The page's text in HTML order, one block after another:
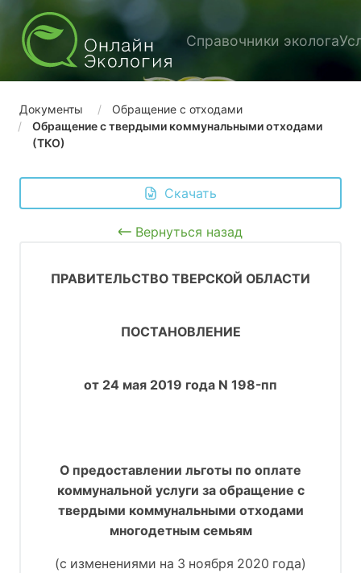
Справочники эколога
Документы
Обращение с отходами
Обращение с твердыми коммунальными отходами
(ТКО)
Скачать
Вернуться назад
ПРАВИТЕЛЬСТВО ТВЕРСКОЙ ОБЛАСТИ
ПОСТАНОВЛЕНИЕ
от 24 мая 2019 года N 198-пп
О предоставлении льготы по оплате
коммунальной услуги за обращение с
твердыми коммунальными отходами
многодетным семьям
(с изменениями на 3 ноября 2020 года)